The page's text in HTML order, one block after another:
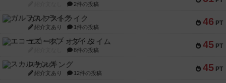
2件の投稿
46 PT
ガルフストライク
紹介文あり 1件の投稿
45 PT
エコーズ・オブ・タイム
8件の投稿
45 PT
スカルキング
紹介文あり 12件の投稿